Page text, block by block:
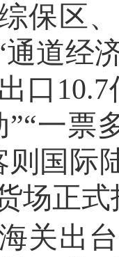
保区
道经
口
一票
则国际
场正式
关出